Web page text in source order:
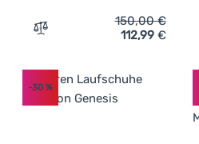
Zum Vergleich
150,00€
112,99 €
-30 %